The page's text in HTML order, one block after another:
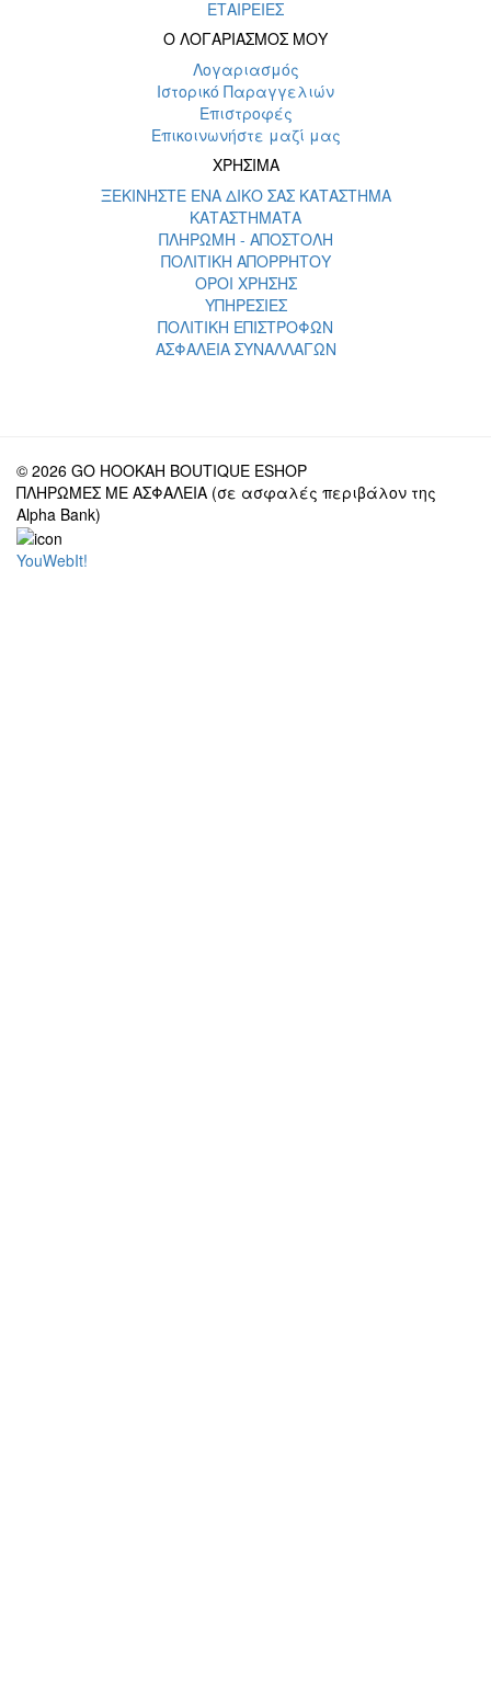
ΕΤΑΙΡΕΙΕΣ
Ο ΛΟΓΑΡΙΑΣΜΟΣ ΜΟΥ
Λογαριασμός
Ιστορικό Παραγγελιών
Επιστροφές
Επικοινωνήστε μαζί μας
ΧΡΗΣΙΜΑ
ΞΕΚΙΝΗΣΤΕ ΕΝΑ ΔΙΚΟ ΣΑΣ ΚΑΤΑΣΤΗΜΑ
ΚΑΤΑΣΤΗΜΑΤΑ
ΠΛΗΡΩΜΗ - ΑΠΟΣΤΟΛΗ
ΠΟΛΙΤΙΚΗ ΑΠΟΡΡΗΤΟΥ
ΟΡΟΙ ΧΡΗΣΗΣ
ΥΠΗΡΕΣΙΕΣ
ΠΟΛΙΤΙΚΗ ΕΠΙΣΤΡΟΦΩΝ
ΑΣΦΑΛΕΙΑ ΣΥΝΑΛΛΑΓΩΝ
© 2026 GO HOOKAH BOUTIQUE ESHOP
ΠΛΗΡΩΜΕΣ ΜΕ ΑΣΦΑΛΕΙΑ (σε ασφαλές περιβάλον της
Alpha Bank)
YouWebIt!